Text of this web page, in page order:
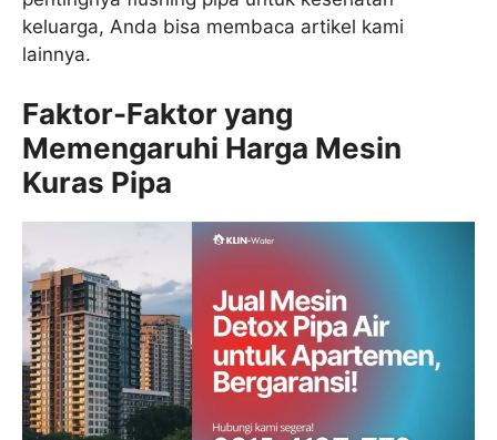
keluarga, Anda bisa membaca artikel kami
lainnya.
Faktor-Faktor yang
Memengaruhi Harga Mesin
Kuras Pipa